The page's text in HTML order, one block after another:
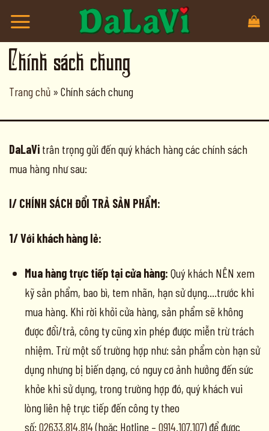
qua
nội
dungChính sách chung
Trang chủ » Chính sách chung
DaLaVi trân trọng gửi đến quý khách hàng các chính sách
mua hàng như sau:
I/ CHÍNH SÁCH ĐỔI TRẢ SẢN PHẨM:
1/ Với khách hàng lẻ:
Mua hàng trực tiếp tại cửa hàng: Quý khách NÊN xem
kỹ sản phẩm, bao bì, tem nhãn, hạn sử dụng….trước khi
mua hàng. Khi rời khỏi cửa hàng, sản phẩm sẽ không
được đổi/trả, công ty cũng xin phép được miễn trừ trách
nhiệm. Trừ một số trường hợp như: sản phẩm còn hạn sử
dụng nhưng bị biến dạng, có nguy cơ ảnh hưởng đến sức
khỏe khi sử dụng, trong trường hợp đó, quý khách vui
lòng liên hệ trực tiếp đến công ty theo
số: 02633.814.814(hoặc Hotline – 0914.107.107) để được